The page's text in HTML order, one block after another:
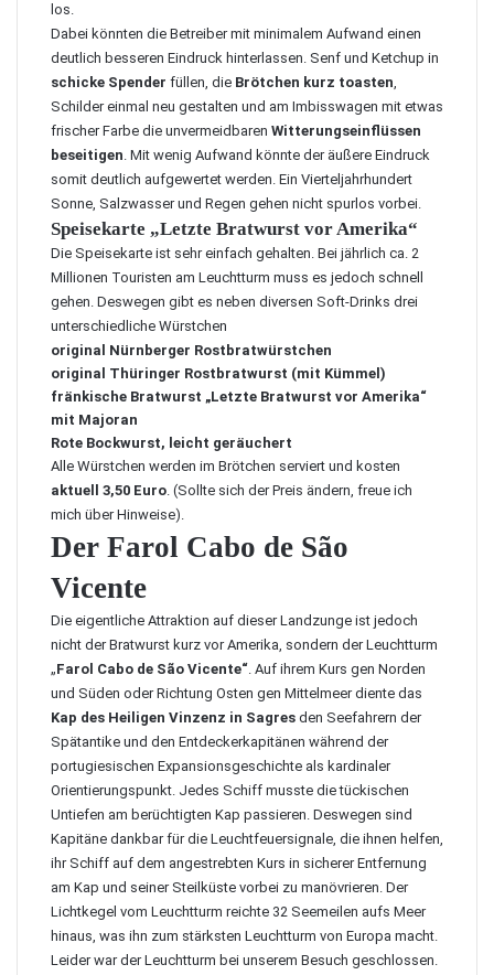
los.
Dabei könnten die Betreiber mit minimalem Aufwand einen
deutlich besseren Eindruck hinterlassen. Senf und Ketchup in
schicke Spender füllen, die Brötchen kurz toasten,
Schilder einmal neu gestalten und am Imbisswagen mit etwas
frischer Farbe die unvermeidbaren Witterungseinflüssen
beseitigen. Mit wenig Aufwand könnte der äußere Eindruck
somit deutlich aufgewertet werden. Ein Vierteljahrhundert
Sonne, Salzwasser und Regen gehen nicht spurlos vorbei.
Speisekarte „Letzte Bratwurst vor Amerika“
Die Speisekarte ist sehr einfach gehalten. Bei jährlich ca. 2
Millionen Touristen am Leuchtturm muss es jedoch schnell
gehen. Deswegen gibt es neben diversen Soft-Drinks drei
unterschiedliche Würstchen
original Nürnberger Rostbratwürstchen
original Thüringer Rostbratwurst (mit Kümmel)
fränkische Bratwurst „Letzte Bratwurst vor Amerika“
mit Majoran
Rote Bockwurst, leicht geräuchert
Alle Würstchen werden im Brötchen serviert und kosten
aktuell 3,50 Euro. (Sollte sich der Preis ändern, freue ich
mich über Hinweise).
Der Farol Cabo de São
Vicente
Die eigentliche Attraktion auf dieser Landzunge ist jedoch
nicht der Bratwurst kurz vor Amerika, sondern der Leuchtturm
„Farol Cabo de São Vicente“. Auf ihrem Kurs gen Norden
und Süden oder Richtung Osten gen Mittelmeer diente das
Kap des Heiligen Vinzenz in Sagres den Seefahrern der
Spätantike und den Entdeckerkapitänen während der
portugiesischen Expansionsgeschichte als kardinaler
Orientierungspunkt. Jedes Schiff musste die tückischen
Untiefen am berüchtigten Kap passieren. Deswegen sind
Kapitäne dankbar für die Leuchtfeuersignale, die ihnen helfen,
ihr Schiff auf dem angestrebten Kurs in sicherer Entfernung
am Kap und seiner Steilküste vorbei zu manövrieren. Der
Lichtkegel vom Leuchtturm reichte 32 Seemeilen aufs Meer
hinaus, was ihn zum stärksten Leuchtturm von Europa macht.
Leider war der Leuchtturm bei unserem Besuch geschlossen.